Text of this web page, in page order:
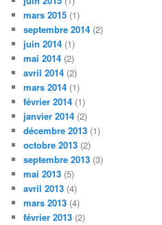
mars 2015 (1)
septembre 2014 (2)
juin 2014 (1)
mai 2014 (2)
avril 2014 (2)
mars 2014 (1)
février 2014 (1)
janvier 2014 (2)
décembre 2013 (1)
octobre 2013 (2)
septembre 2013 (3)
mai 2013 (5)
avril 2013 (4)
mars 2013 (4)
février 2013 (2)